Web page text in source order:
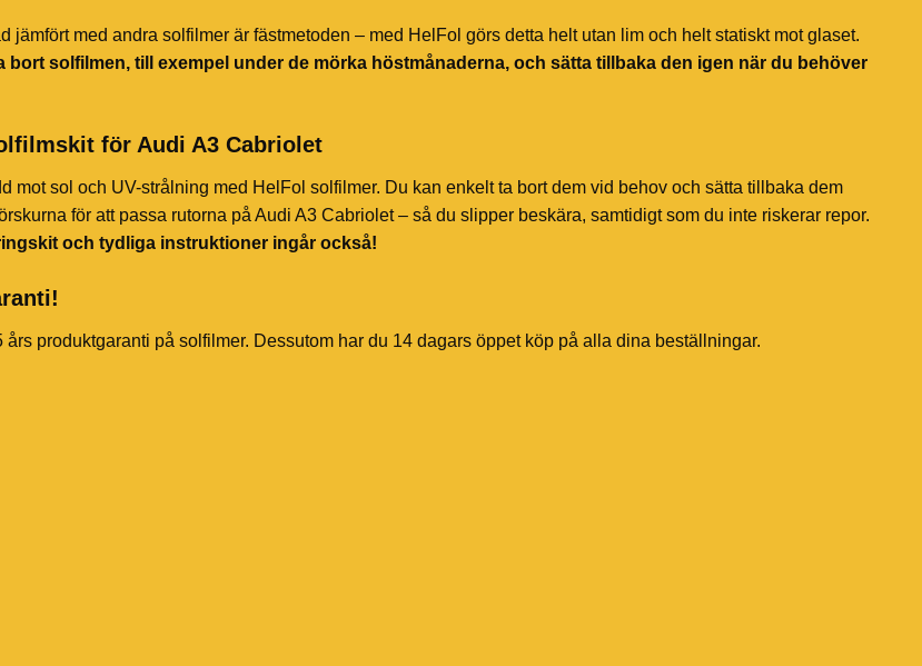
jämfört med andra solfilmer är fästmetoden – med HelFol görs detta helt utan lim och helt statiskt mot glaset.
bort solfilmen, till exempel under de mörka höstmånaderna, och sätta tillbaka den igen när du behöver
för Audi A3 Cabriolet
mot sol och UV-strålning med HelFol solfilmer. Du kan enkelt ta bort dem vid behov och sätta tillbaka dem
för att passa rutorna på Audi A3 Cabriolet – så du slipper beskära, samtidigt som du inte riskerar repor.
och tydliga instruktioner ingår också!
produktgaranti på solfilmer. Dessutom har du 14 dagars öppet köp på alla dina beställningar.